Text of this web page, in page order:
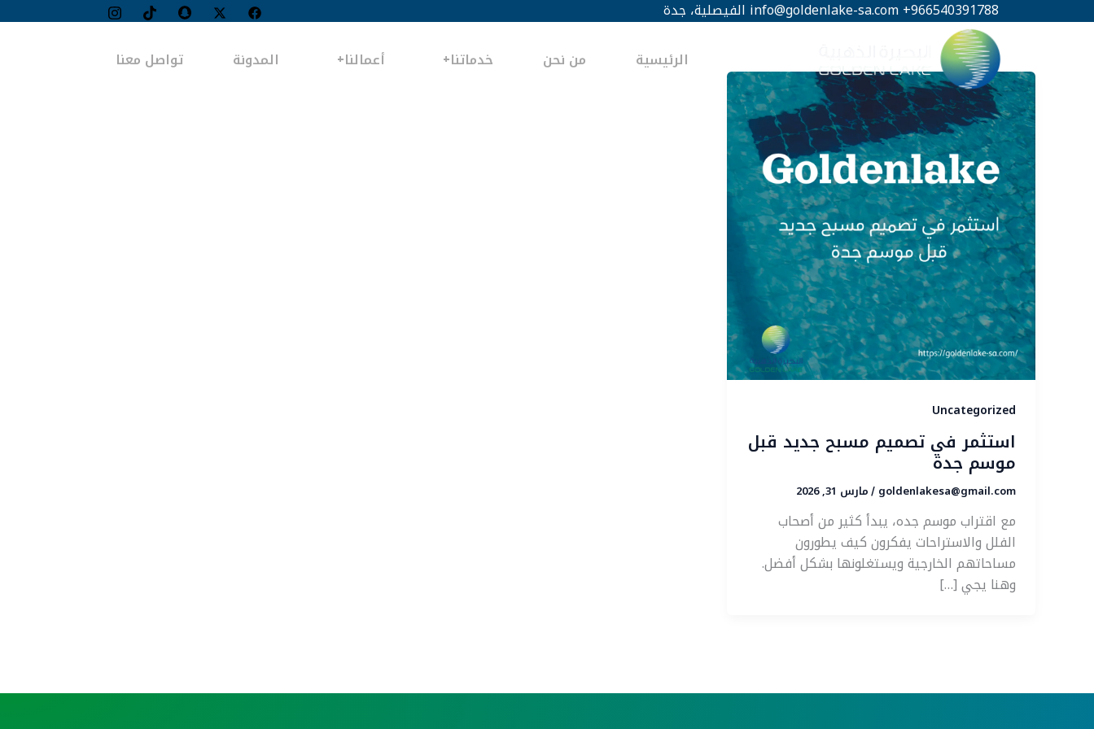
إلى
966540391788+
info@goldenlake-sa.com الفيصلية، جدة
الرئيسية
من نحن خدماتنا أعمالنا المدونة تواصل معنا
Uncategorized
استثمر في تصميم مسبح جديد قبل
موسم جدة
goldenlakesa@gmail.com
/ مارس 31, 2026
مع اقتراب موسم جده، يبدأ كثير من أصحاب
الفلل والاستراحات يفكرون كيف يطورون
مساحاتهم الخارجية ويستغلونها بشكل أفضل.
وهنا يجي […]